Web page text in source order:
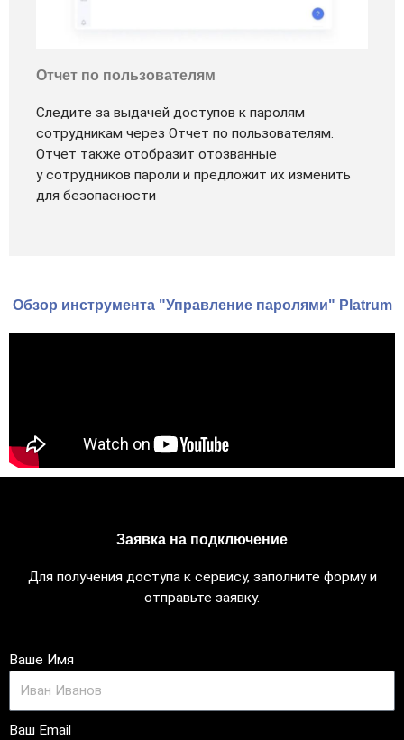
Отчет по пользователям
Следите за выдачей доступов к паролям
сотрудникам через Отчет по пользователям.
Отчет также отобразит отозванные
у сотрудников пароли и предложит их изменить
для безопасности
Обзор инструмента "Управление паролями" Platrum
Заявка на подключение
Для получения доступа к сервису, заполните форму и
отправьте заявку.
Ваше Имя
Ваш Email